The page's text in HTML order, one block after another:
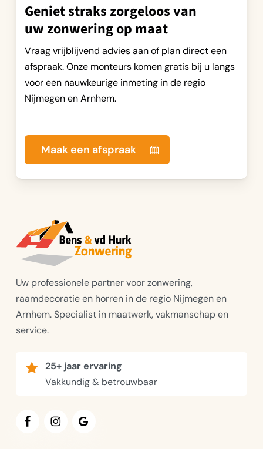
Geniet straks zorgeloos van
uw zonwering op maat
Vraag vrijblijvend advies aan of plan direct een
afspraak. Onze monteurs komen gratis bij u langs
voor een nauwkeurige inmeting in de regio
Nijmegen en Arnhem.
Maak een afspraak
Uw professionele partner voor zonwering,
raamdecoratie en horren in de regio Nijmegen en
Arnhem. Specialist in maatwerk, vakmanschap en
service.
25+ jaar ervaring
Vakkundig & betrouwbaar